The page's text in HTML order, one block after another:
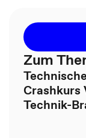
Zum
Technik-